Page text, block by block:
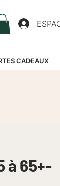
CADEAUX
à 65+-